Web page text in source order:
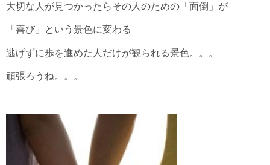
大切な人が見つかったらその人のための「面倒」が
「喜び」という景色に変わる
逃げずに歩を進めた人だけが観られる景色。。。
頑張ろうね。。。